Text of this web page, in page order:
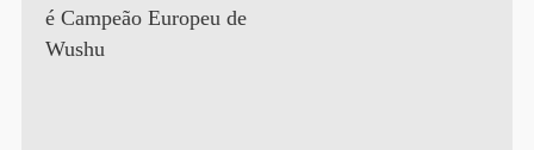
é Campeão Europeu de
Wushu